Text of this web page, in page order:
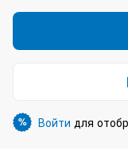
% Войти для